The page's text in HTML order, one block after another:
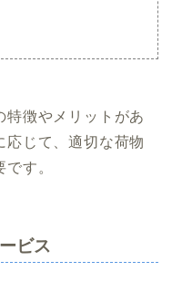
特徴やメリットがあ
応じて、適切な荷物
す。
ビス